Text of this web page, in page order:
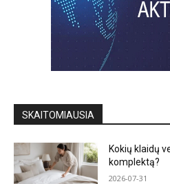
SKAITOMIAUSIA
Kokių klaidų
komplektą?
2026-07-31